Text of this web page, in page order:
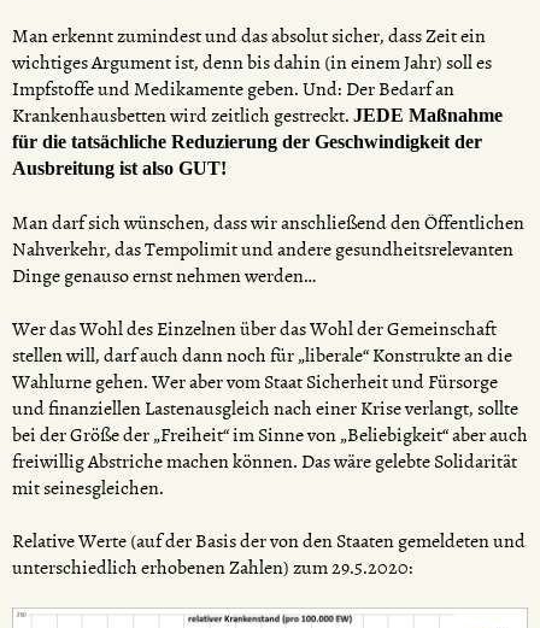
Man erkennt zumindest und das absolut sicher, dass Zeit ein
wichtiges Argument ist, denn bis dahin (in einem Jahr) soll es
Impfstoffe und Medikamente geben. Und: Der Bedarf an
Krankenhausbetten wird zeitlich gestreckt. JEDE Maßnahme
für die tatsächliche Reduzierung der Geschwindigkeit der
Ausbreitung ist also GUT!
Man darf sich wünschen, dass wir anschließend den Öffentlichen
Nahverkehr, das Tempolimit und andere gesundheitsrelevanten
Dinge genauso ernst nehmen werden…
Wer das Wohl des Einzelnen über das Wohl der Gemeinschaft
stellen will, darf auch dann noch für „liberale“ Konstrukte an die
Wahlurne gehen. Wer aber vom Staat Sicherheit und Fürsorge
und finanziellen Lastenausgleich nach einer Krise verlangt, sollte
bei der Größe der „Freiheit“ im Sinne von „Beliebigkeit“ aber auch
freiwillig Abstriche machen können. Das wäre gelebte Solidarität
mit seinesgleichen.
Relative Werte (auf der Basis der von den Staaten gemeldeten und
unterschiedlich erhobenen Zahlen) zum 29.5.2020: